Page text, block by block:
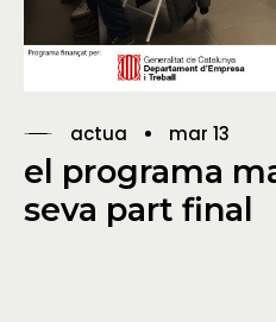
actua mar 13
el programa
seva part final